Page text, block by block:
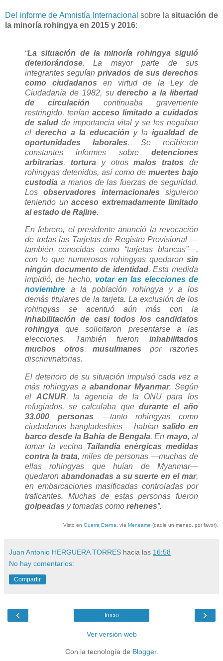
Del informe de Amnistía Internacional sobre lasituación de
la minoría rohingya en 2015 y 2016:
“La situación de la minoría rohingya siguió
deteriorándose. La mayor parte de sus
integrantes seguíanprivados de sus derechos
como ciudadanos en virtud de la Ley de
Ciudadanía de 1982, suderecho a la libertad
de circulación continuaba gravemente
restringido, tenían acceso limitado a cuidados
de salud de importancia vital y se les negaban
el derecho a la educación y la igualdad de
oportunidades laborales. Se recibieron
constantes informes sobre detenciones
arbitrarias, tortura y otrosmalos tratos de
rohingyas detenidos, así como de muertes bajo
custodia a manos de las fuerzas de seguridad.
Los observadores internacionales siguieron
teniendo un acceso extremadamente limitado
al estado de Rajine.
En febrero, el presidente anunció la revocación
de todas las Tarjetas de Registro Provisional —
también conocidas como “tarjetas blancas”—,
con lo que numerosos rohingyas quedaron sin
ningún documento de identidad. Esta medida
impidió, de hecho, votar en las elecciones de
noviembre a la población rohingya y a los
demás titulares de la tarjeta. La exclusión de los
rohingyas se acentuó aún más con la
inhabilitación de casi todos los candidatos
rohingya que solicitaron presentarse a las
elecciones. También fueron inhabilitados
muchos otros musulmanes por razones
discriminatorias.
El deterioro de su situación impulsó cada vez a
más rohingyas a abandonar Myanmar. Según
elACNUR, la agencia de la ONU para los
refugiados, se calculaba que durante el año
33.000 personas —tanto rohingyas como
ciudadanos bangladeshíes— habían salido en
barco desde la Bahía de Bengala. En mayo, al
tomar la vecina Tailandia enérgicas medidas
contra la trata, miles de personas —muchas de
ellas rohingyas que huían de Myanmar—
quedaron abandonadas a su suerte en el mar,
en embarcaciones masificadas controladas por
traficantes. Muchas de estas personas fueron
golpeadas y tomadas como rehenes”.
Visto en Guerra Eterna , vía Meneame (dadle un meneo, por favor).
Juan Antonio HERGUERA TORRES hacia las 16:58
No hay comentarios:
Compartir
‹ ›
Inicio
Ver versión web
Con la tecnología de Blogger.